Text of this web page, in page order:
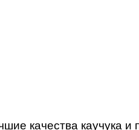
качества каучука и